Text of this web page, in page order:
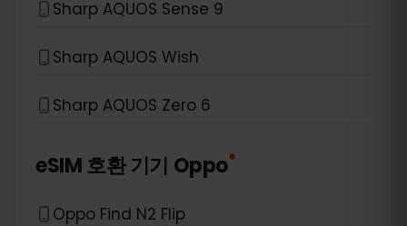
Sharp AQUOS Sense 9
Sharp AQUOS Wish
Sharp AQUOS Zero 6
eSIM 호환 기기 Oppo*
Oppo Find N2 Flip